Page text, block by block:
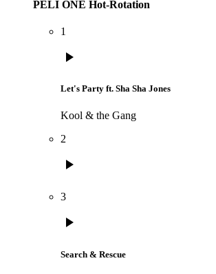
PELI ONE Hot-Rotation
1
play_arrow
Let's Party ft. Sha Sha Jones
Kool & the Gang
2
play_arrow
3
play_arrow
Search & Rescue